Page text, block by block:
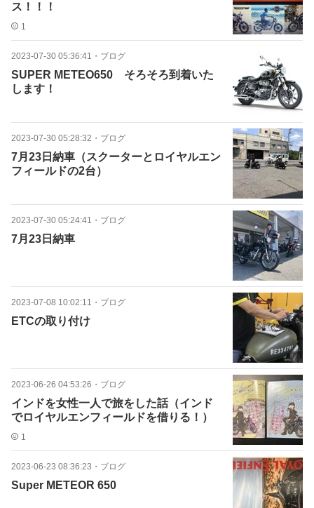
ス！！！
1
2023-07-30 05:36:41 ・ ブログ
SUPER METEO650 そろそろ到着いた
します！
2023-07-30 05:28:32 ・ ブログ
7月23日納車（スクーターとロイヤルエン
フィールドの2台）
2023-07-30 05:24:41 ・ ブログ
7月23日納車
2023-07-08 10:02:11 ・ ブログ
ETCの取り付け
2023-06-26 04:53:26 ・ ブログ
インドを女性一人で旅をした話（インド
でロイヤルエンフィールドを借りる！）
1
2023-06-23 08:36:23 ・ ブログ
Super METEOR 650